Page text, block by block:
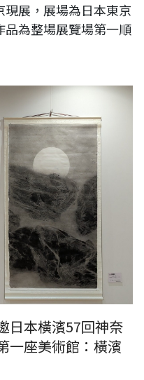
展，展場為日本東京
為整場展覽場第一順
場為日本橫濱第一座美術館：
日本橫濱57回神奈
一座美術館：橫濱